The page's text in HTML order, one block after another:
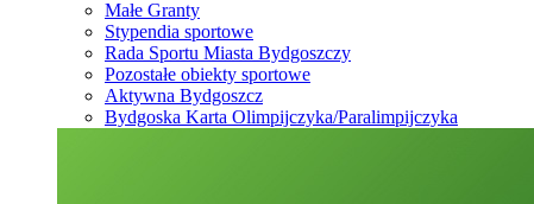
Małe Granty
Stypendia sportowe
Rada Sportu Miasta Bydgoszczy
Pozostałe obiekty sportowe
Aktywna Bydgoszcz
Bydgoska Karta Olimpijczyka/Paralimpijczyka